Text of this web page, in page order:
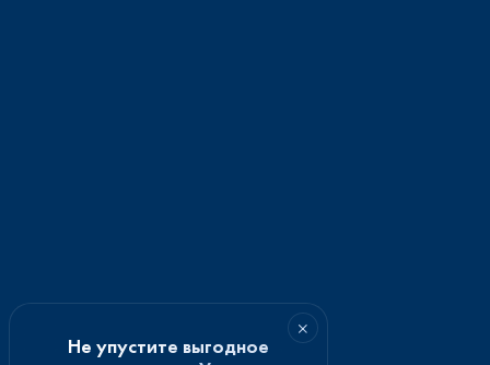
×
Не упустите выгодное